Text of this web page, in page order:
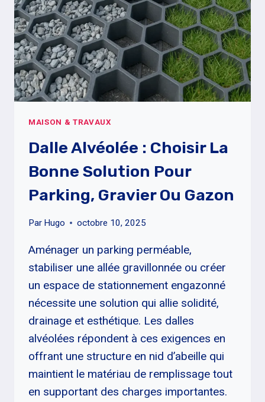
(AVEC
POINT
AMIANTE)
MAISON & TRAVAUX
Dalle Alvéolée : Choisir La
Bonne Solution Pour
Parking, Gravier Ou Gazon
Par Hugo octobre 10, 2025
Aménager un parking perméable,
stabiliser une allée gravillonnée ou créer
un espace de stationnement engazonné
nécessite une solution qui allie solidité,
drainage et esthétique. Les dalles
alvéolées répondent à ces exigences en
offrant une structure en nid d’abeille qui
maintient le matériau de remplissage tout
en supportant des charges importantes.